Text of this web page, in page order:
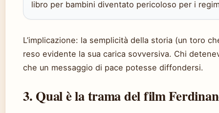
libro per bambini diventato pericoloso per i
L’implicazione: la semplicità della storia (un toro
reso evidente la sua carica sovversiva. Chi
che un messaggio di pace potesse diffondersi.
3. Qual è la trama del film